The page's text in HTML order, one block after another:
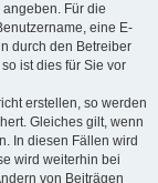
Für die
eine E-
durch den Betreiber
ist dies für Sie vor
erstellen, so werden
Gleiches gilt, wenn
In diesen Fällen wird
wird weiterhin bei
von Beiträgen